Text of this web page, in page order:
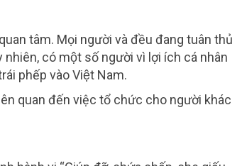
tâm. Mọi người và đều đang tuân thủ
có một số người vì lợi ích cá nhân
phếp vào Việt Nam.
quan đến việc tổ chức cho người khác